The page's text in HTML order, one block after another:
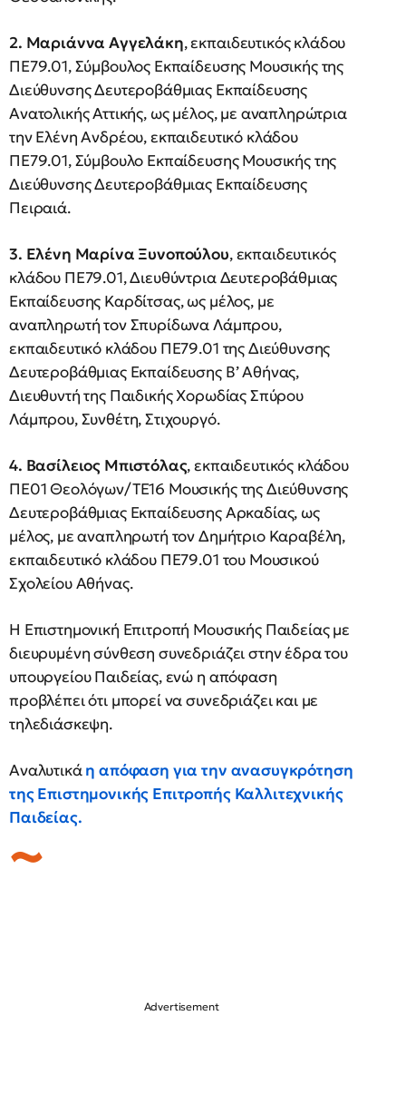
2. Μαριάννα Αγγελάκη, εκπαιδευτικός κλάδου
ΠΕ79.01, Σύμβουλος Εκπαίδευσης Μουσικής της
Διεύθυνσης Δευτεροβάθμιας Εκπαίδευσης
Ανατολικής Αττικής, ως μέλος, με αναπληρώτρια
την Ελένη Ανδρέου, εκπαιδευτικό κλάδου
ΠΕ79.01, Σύμβουλο Εκπαίδευσης Μουσικής της
Διεύθυνσης Δευτεροβάθμιας Εκπαίδευσης
Πειραιά.
3. Ελένη Μαρίνα Ξυνοπούλου, εκπαιδευτικός
κλάδου ΠΕ79.01, Διευθύντρια Δευτεροβάθμιας
Εκπαίδευσης Καρδίτσας, ως μέλος, με
αναπληρωτή τον Σπυρίδωνα Λάμπρου,
εκπαιδευτικό κλάδου ΠΕ79.01 της Διεύθυνσης
Δευτεροβάθμιας Εκπαίδευσης Β’ Αθήνας,
Διευθυντή της Παιδικής Χορωδίας Σπύρου
Λάμπρου, Συνθέτη, Στιχουργό.
4. Βασίλειος Μπιστόλας, εκπαιδευτικός κλάδου
ΠΕ01 Θεολόγων/ΤΕ16 Μουσικής της Διεύθυνσης
Δευτεροβάθμιας Εκπαίδευσης Αρκαδίας, ως
μέλος, με αναπληρωτή τον Δημήτριο Καραβέλη,
εκπαιδευτικό κλάδου ΠΕ79.01 του Μουσικού
Σχολείου Αθήνας.
Η Επιστημονική Επιτροπή Μουσικής Παιδείας με
διευρυμένη σύνθεση συνεδριάζει στην έδρα του
υπουργείου Παιδείας, ενώ η απόφαση
προβλέπει ότι μπορεί να συνεδριάζει και με
τηλεδιάσκεψη.
Αναλυτικάη απόφαση για την ανασυγκρότηση
της Επιστημονικής Επιτροπής Καλλιτεχνικής
Παιδείας.